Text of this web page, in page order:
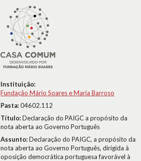
Instituição:
Fundação Mário Soares e Maria Barroso
Pasta:04602.112
Título:Declaração do PAIGC a propósito da
nota aberta ao Governo Português
Assunto:Declaração do PAIGC, a propósito da
nota aberta ao Governo Português, dirigida à
oposição democrática portuguesa favorável à